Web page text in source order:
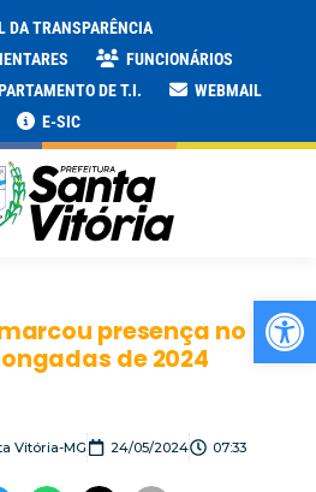
DA TRANSPARÊNCIA
FUNCIONÁRIOS
DE T.I.
WEBMAIL
E-SIC
presença no
de 2024
Vitória-MG 24/05/2024 07:33